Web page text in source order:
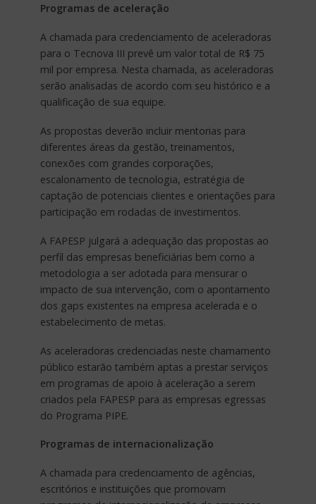
Programas de aceleração
A chamada para credenciamento de aceleradoras
para o Tecnova III prevê um valor total de R$ 75
mil por empresa. Nesta chamada, as aceleradoras
serão analisadas de acordo com seu histórico e a
qualificação de sua equipe.
As propostas deverão incluir mentorias para
diferentes áreas da gestão, treinamentos,
conexões com grandes corporações,
escalonamento de tecnologia, estratégia de
captação de potenciais clientes e orientações para
participação em rodadas de investimentos.
A FAPESP julgará a adequação das propostas ao
perfil das empresas beneficiárias bem como a
metodologia a ser adotada para mensurar o
impacto de sua intervenção, com o apontamento
dos gaps existentes na empresa acelerada e o
estabelecimento de metas.
As aceleradoras credenciadas neste chamamento
público estarão também aptas a prestar serviços
em programas de apoio à aceleração a serem
criados pela FAPESP para as empresas egressas
do Programa PIPE.
Programas de internacionalização
A chamada para credenciamento de agências,
escritórios e instituições que promovam